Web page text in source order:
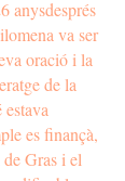
anysdesprés
va ser
oració i la
de la
es finançà,
Gras i el